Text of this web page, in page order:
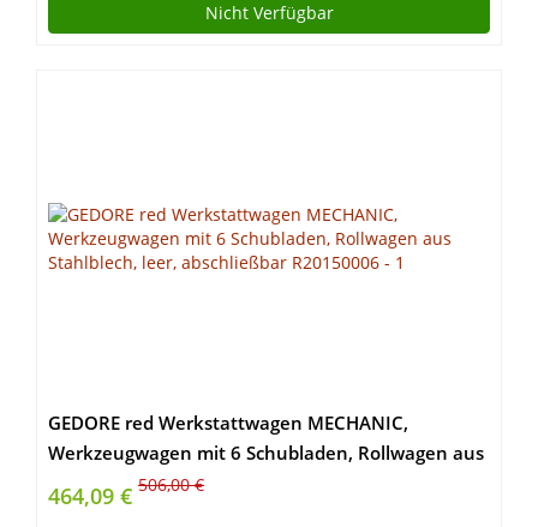
Nicht Verfügbar
GEDORE red Werkstattwagen MECHANIC,
Werkzeugwagen mit 6 Schubladen, Rollwagen aus
Stahlblech, leer, abschließbar R20150006
464,09 € 506,00 €